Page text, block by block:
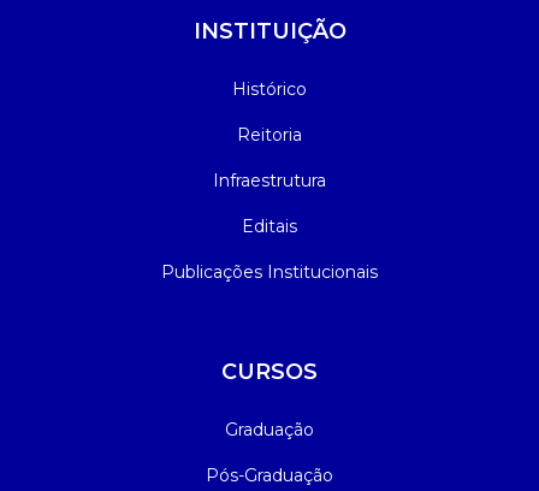
INSTITUIÇÃO
Histórico
Reitoria
Infraestrutura
Editais
Publicações Institucionais
CURSOS
Graduação
Pós-Graduação